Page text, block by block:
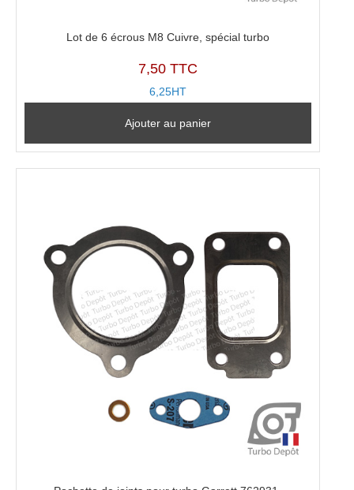
Lot de 6 écrous M8 Cuivre, spécial turbo
7,50 TTC
6,25HT
Ajouter au panier